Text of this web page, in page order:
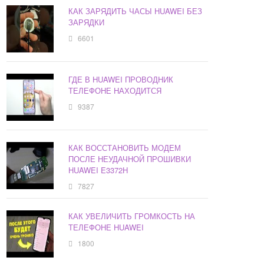
КАК ЗАРЯДИТЬ ЧАСЫ HUAWEI БЕЗ
ЗАРЯДКИ
6601
ГДЕ В HUAWEI ПРОВОДНИК
ТЕЛЕФОНЕ НАХОДИТСЯ
9387
КАК ВОССТАНОВИТЬ МОДЕМ
ПОСЛЕ НЕУДАЧНОЙ ПРОШИВКИ
HUAWEI E3372H
7827
КАК УВЕЛИЧИТЬ ГРОМКОСТЬ НА
ТЕЛЕФОНЕ HUAWEI
1800